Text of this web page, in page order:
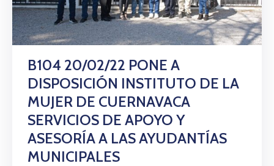
B104 20/02/22 PONE A
DISPOSICIÓN INSTITUTO DE LA
MUJER DE CUERNAVACA
SERVICIOS DE APOYO Y
ASESORÍA A LAS AYUDANTÍAS
MUNICIPALES